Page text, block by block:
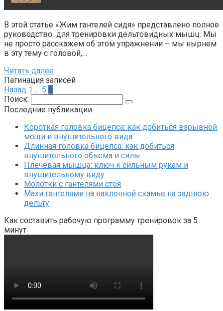
В этой статье «Жим гантелей сидя» представлено полное
руководство для тренировки дельтовидных мышц. Мы
не просто расскажем об этом упражнении – мы нырнем
в эту тему с головой,…
Читать далее
Пагинация записей
Назад 1 … 5 6
Поиск:
Последние публикации
Короткая головка бицепса: как добиться взрывной
мощи и внушительного вида
Длинная головка бицепса: как добиться
внушительного объема и силы
Плечевая мышца: ключ к сильным рукам и
внушительному виду
Молотки с гантелями стоя
Махи гантелями на наклонной скамье на заднюю
дельту
Как составить рабочую программу тренировок за 5
минут
Что стало причиной громкого взрыва в Москве 7